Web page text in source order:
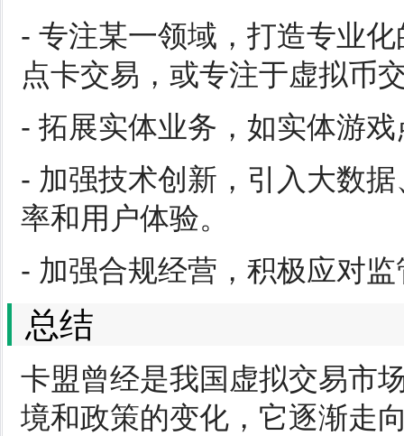
- 专注某一领域，打造专业
点卡交易，或专注于虚拟币
- 拓展实体业务，如实体游
- 加强技术创新，引入大数
率和用户体验。
- 加强合规经营，积极应对
总结
卡盟曾经是我国虚拟交易市
境和政策的变化，它逐渐走